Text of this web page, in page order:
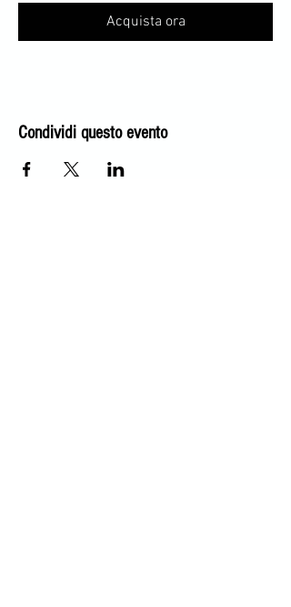
Acquista ora
Condividi questo evento